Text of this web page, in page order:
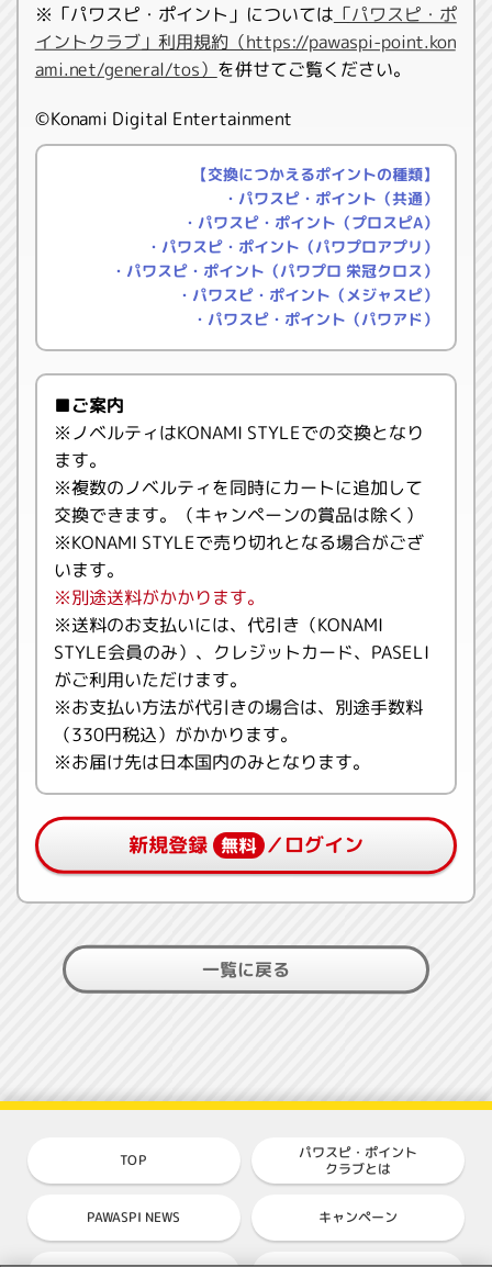
※「パワスピ・ポイント」については 「パワスピ・ポ
イントクラブ」利用規約（https://pawaspi-point.kon
ami.net/general/tos） を併せてご覧ください。
©Konami Digital Entertainment
【交換につかえるポイントの種類】
・パワスピ・ポイント（共通）
・パワスピ・ポイント（プロスピA）
・パワスピ・ポイント（パワプロアプリ）
・パワスピ・ポイント（パワプロ 栄冠クロス）
・パワスピ・ポイント（メジャスピ）
・パワスピ・ポイント（パワアド）
■ご案内
※ノベルティはKONAMI STYLEでの交換となり
ます。
※複数のノベルティを同時にカートに追加して
交換できます。（キャンペーンの賞品は除く）
※KONAMI STYLEで売り切れとなる場合がござ
います。
※別途送料がかかります。
※送料のお支払いには、代引き（KONAMI
STYLE会員のみ）、クレジットカード、PASELI
がご利用いただけます。
※お支払い方法が代引きの場合は、別途手数料
（330円税込）がかかります。
※お届け先は日本国内のみとなります。
新規登録 無料 ／ログイン
一覧に戻る
TOP パワスピ・ポイント
クラブとは
PAWASPI NEWS キャンペーン